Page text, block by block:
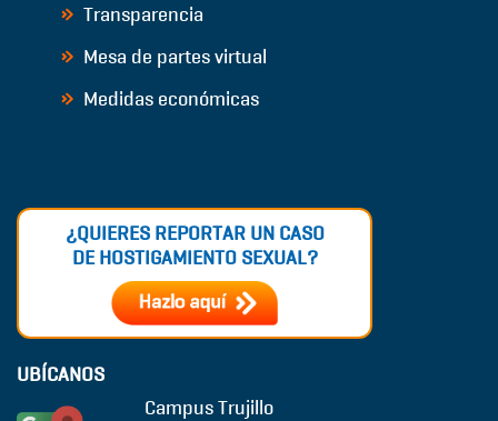
Transparencia
Mesa de partes virtual
Medidas económicas
¿QUIERES REPORTAR UN CASO
DE HOSTIGAMIENTO SEXUAL?
UBÍCANOS
Campus Trujillo